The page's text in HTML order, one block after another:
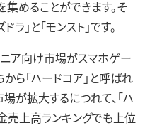
めることができます。そ
」と「モンスト」です。
ア向け市場がスマホゲー
ら「ハードコア」と呼ばれ
が拡大するにつれて、「ハ
売上高ランキングでも上位